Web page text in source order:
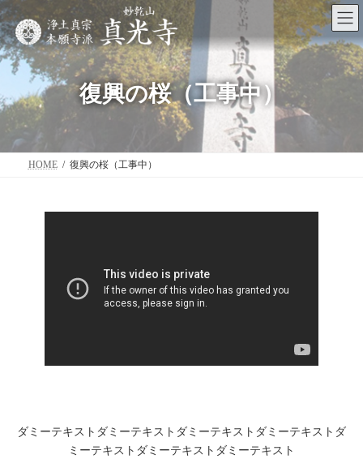
コ
ン
テ
ン
ツ
ス
キ
ナ
ビ
ゲ
ー
シ
ン
に
復興の桜（工事中）
HOME 復興の桜（工事中）
ダミーテキストダミーテキストダミーテキストダミーテキストダ
ミーテキストダミーテキストダミーテキスト